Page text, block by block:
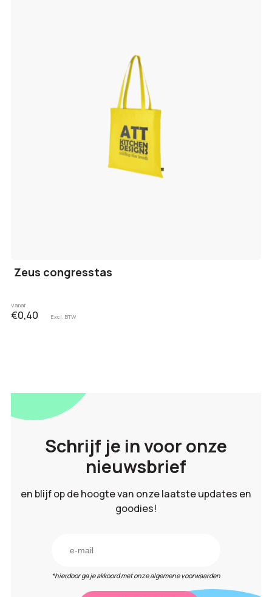
Zeus congresstas
Vanaf
€0,40 Excl. BTW
Schrijf je in voor onze
nieuwsbrief
en blijf op de hoogte van onze laatste updates en
goodies!
*hierdoor ga je akkoord met onze algemene voorwaarden